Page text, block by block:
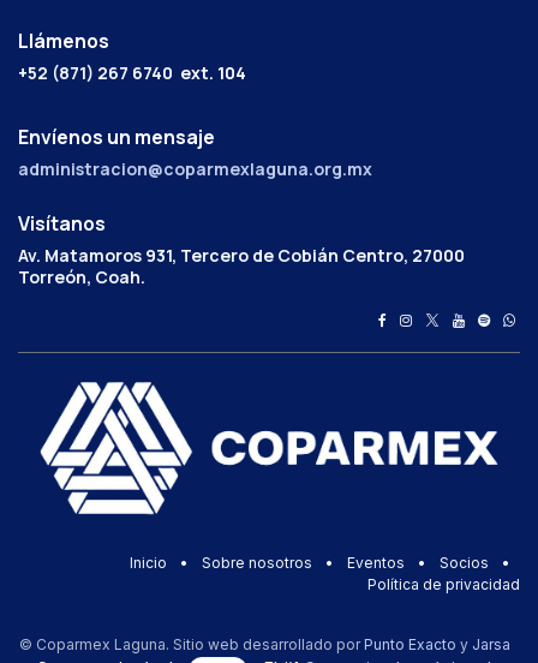
Llámenos
+52 (871) 267 6740 ext. 104
Envíenos un mensaje
administracion@coparmexlaguna.org.mx
Visítanos
Av. Matamoros 931, Tercero de Cobián Centro, 27000
Torreón, Coah.
Inicio • Sobre nosotros • Eventos • Socios
•
Política de privacidad
© Coparmex Laguna. Sitio web desarrollado por Punto Exacto y Jarsa